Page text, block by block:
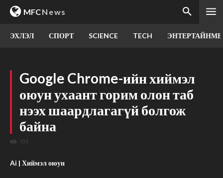
MFCNews
ЭХЛЭЛ СПОРТ SCIENCE TECH
Google Chrome-ийн хиймэл
оюун ухаант горим олон таб
нээх шаардлагагүй болгож
байна
193
Ai | Хиймэл оюун